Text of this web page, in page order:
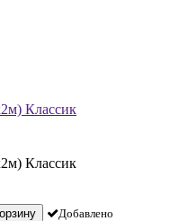
Классик
Классик
Добавлено